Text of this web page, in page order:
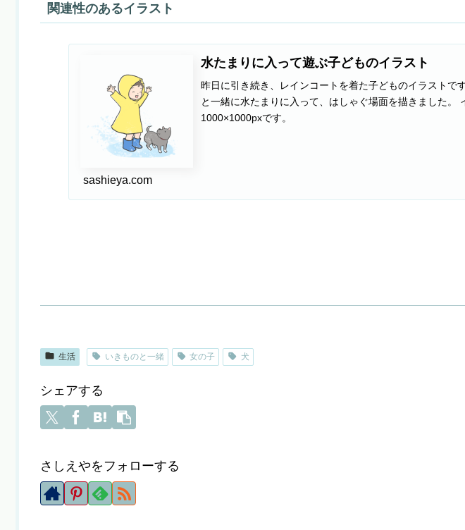
関連性のあるイラスト
水たまりに入って遊ぶ子どものイラスト
昨日に引き続き、レインコートを着た子どものイラストで
と一緒に水たまりに入って、はしゃぐ場面を描きました。 イラストのサイズは
1000×1000pxです。
sashieya.com
生活 いきものと一緒 女の子 犬
シェアする
さしえやをフォローする